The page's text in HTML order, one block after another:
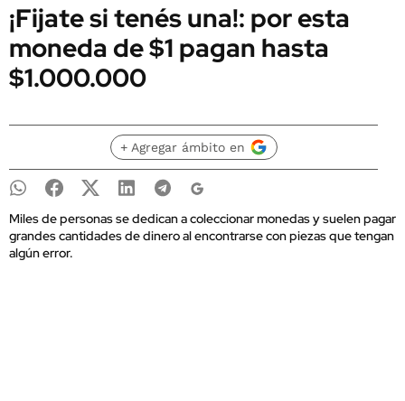
¡Fijate si tenés una!: por esta
moneda de $1 pagan hasta
$1.000.000
+ Agregar ámbito en
Miles de personas se dedican a coleccionar monedas y suelen pagar
grandes cantidades de dinero al encontrarse con piezas que tengan
algún error.